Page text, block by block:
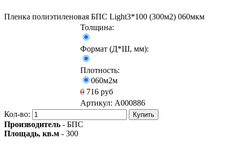
Пленка полиэтиленовая БПС Light3*100 (300м2) 060мкм
Толщина:
Формат (Д*Ш, мм):
Плотность:
060м2м
0 716 руб
Артикул: A000886
Кол-во:
Купить
Производитель - БПС
Площадь, кв.м - 300